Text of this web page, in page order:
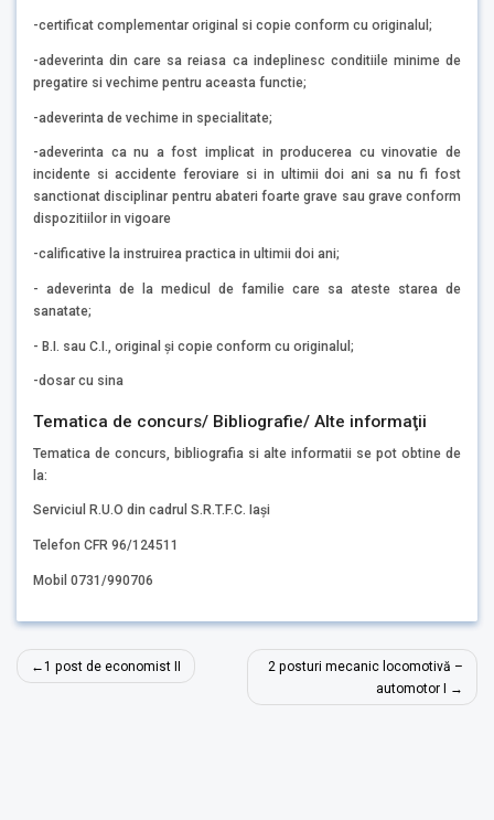
-certificat complementar original si copie conform cu originalul;
-adeverinta din care sa reiasa ca indeplinesc conditiile minime de
pregatire si vechime pentru aceasta functie;
-adeverinta de vechime in specialitate;
-adeverinta ca nu a fost implicat in producerea cu vinovatie de
incidente si accidente feroviare si in ultimii doi ani sa nu fi fost
sanctionat disciplinar pentru abateri foarte grave sau grave conform
dispozitiilor in vigoare
-calificative la instruirea practica in ultimii doi ani;
- adeverinta de la medicul de familie care sa ateste starea de
sanatate;
- B.I. sau C.I., original și copie conform cu originalul;
-dosar cu sina
Tematica de concurs/ Bibliografie/ Alte informaţii
Tematica de concurs, bibliografia si alte informatii se pot obtine de
la:
Serviciul R.U.O din cadrul S.R.T.F.C. Iași
Telefon CFR 96/124511
Mobil 0731/990706
Navigare
în
1 post de economist II
2 posturi mecanic locomotivă –
automotor I